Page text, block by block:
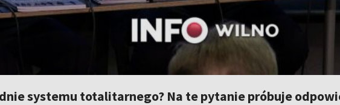
systemu totalitarnego? Na te pytanie próbuje